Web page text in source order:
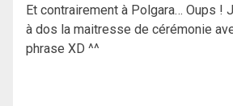
Et contrairement à Polgara… Oups !
à dos la maitresse de cérémonie
phrase XD ^^